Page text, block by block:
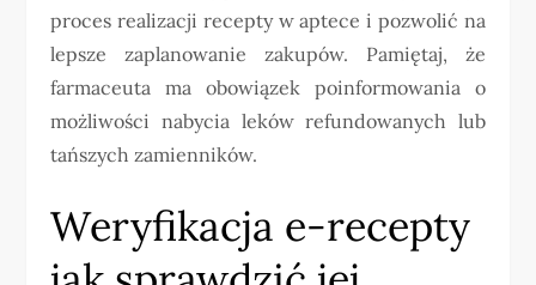
proces realizacji recepty w aptece i pozwolić na
lepsze zaplanowanie zakupów. Pamiętaj, że
farmaceuta ma obowiązek poinformowania o
możliwości nabycia leków refundowanych lub
tańszych zamienników.
Weryfikacja e-recepty